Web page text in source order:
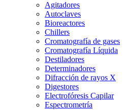
Agitadores
Autoclaves
Bioreactores
Chillers
Cromatografía de gases
Cromatografía Líquida
Destiladores
Determinadores
Difracción de rayos X
Digestores
Electrofóresis Capilar
Espectrometría